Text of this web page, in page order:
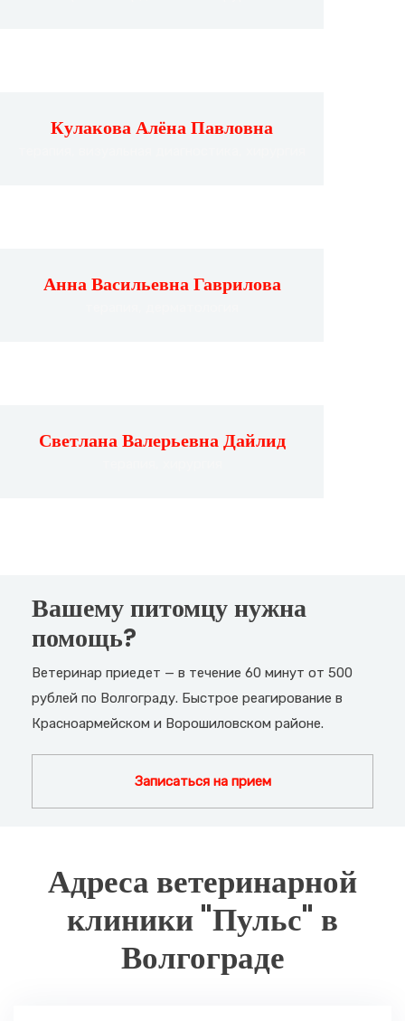
Кулакова Алёна Павловна
Анна Васильевна Гаврилова
Светлана Валерьевна Дайлид
Вашему питомцу нужна
помощь?
Ветеринар приедет — в течение 60 минут от 500
рублей по Волгограду. Быстрое реагирование в
Красноармейском и Ворошиловском районе.
Записаться на прием
Адреса ветеринарной
клиники "Пульс" в
Волгограде